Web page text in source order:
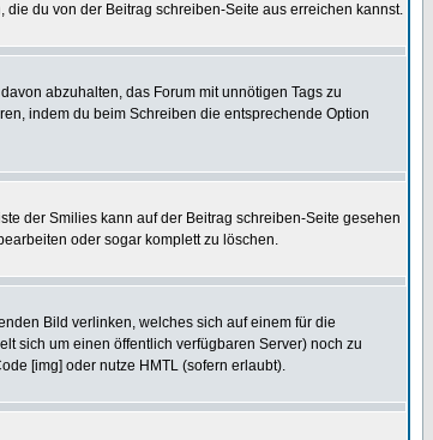
du von der Beitrag schreiben-Seite aus erreichen kannst.
abzuhalten, das Forum mit unnötigen Tags zu
indem du beim Schreiben die entsprechende Option
der Smilies kann auf der Beitrag schreiben-Seite gesehen
oder sogar komplett zu löschen.
Bild verlinken, welches sich auf einem für die
sich um einen öffentlich verfügbaren Server) noch zu
[img] oder nutze HMTL (sofern erlaubt).